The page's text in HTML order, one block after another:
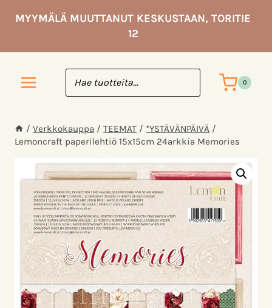
sisältöön
MYYMÄLÄ MUUTTANUT KESKUSTAAN, TORITIE
12
0
/ Verkkokauppa / TEEMAT / *YSTÄVÄNPÄIVÄ /
Lemoncraft paperilehtiö 15x15cm 24arkkia Memories